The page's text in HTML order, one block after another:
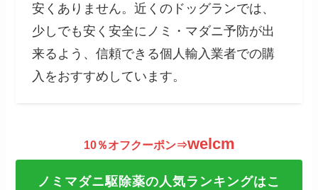
安くありません。近くのドッグランでは、
少しでも安く安全にノミ・マダニ予防が出
来るよう、信頼できる個人輸入業者での購
入をおすすめしています。
10％オフクーポン⇒welcm
ノミマダニ駆除薬の人気ランキングはこ